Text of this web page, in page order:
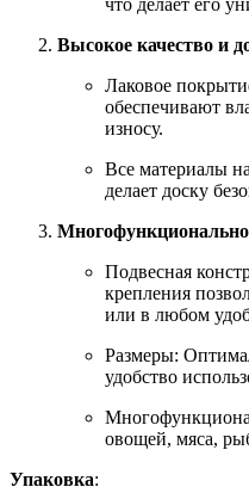
Высокое качество и
Лаковое
обеспечивают
износу.
Все материалы
делает доску
Подвесная
крепления
или в любом
Размеры:
удобство
овощей, мяса,
Упаковка: